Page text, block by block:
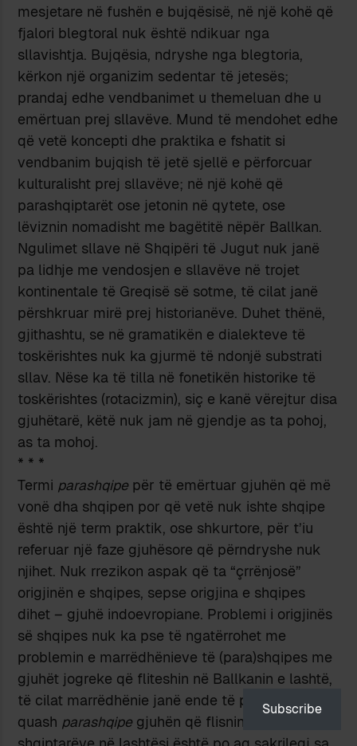
mesjetare në fushën e bujqësisë, në një kohë që
fjalori blegtoral nuk është ndikuar nga
sllavishtja. Bujqësia, ndryshe nga blegtoria,
kërkon një organizim sedentar të jetesës;
prandaj edhe vendbanimet u themeluan dhe u
emërtuan prej sllavëve. Mund të mendohet edhe
që vetë koncepti dhe praktika e fshatit si
vendbanim bujqish të jetë sjellë e përforcuar
kulturalisht prej sllavëve; në një kohë që
parashqiptarët ose jetonin në qytete, ose
lëviznin nomadisht me bagëtitë nëpër Ballkan.
Ngulimet sllave në Shqipëri të Jugut nuk janë
pa lidhje me vendosjen e sllavëve në trojet
kontinentale të Greqisë së sotme, të cilat janë
përshkruar mirë prej historianëve. Duhet thënë,
gjithashtu, se në gramatikën e dialekteve të
toskërishtes nuk ka gjurmë të ndonjë substrati
sllav. Nëse ka të tilla në fonetikën historike të
toskërishtes (rotacizmin), siç e kanë vërejtur disa
gjuhëtarë, këtë nuk jam në gjendje as ta pohoj,
as ta mohoj.
* * *
Termi parashqipe për të emërtuar gjuhën që më
vonë dha shqipen por që vetë nuk ishte shqipe
është një term praktik, ose shkurtore, për t’iu
referuar një faze gjuhësore që përndryshe nuk
njihet. Nuk rrezikon aspak që ta “çrrënjosë”
origjinën e shqipes, sepse origjina e shqipes
dihet – gjuhë indoevropiane. Problemi i origjinës
së shqipes nuk ka pse të ngatërrohet me
problemin e marrëdhënieve të (para)shqipes me
gjuhët jogreke që fliteshin në Ballkanin e lashtë,
të cilat marrëdhënie janë ende të pasqaruara. Ta
quash parashqipe gjuhën që flisnin të parët e
Subscribe